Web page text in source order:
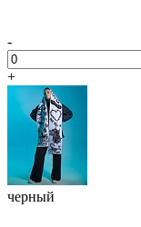
-
+
черный